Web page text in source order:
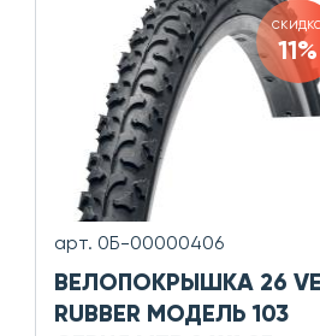
11%
арт. 0Б-00000406
ВЕЛОПОКРЫШКА 26
RUBBER МОДЕЛЬ 103